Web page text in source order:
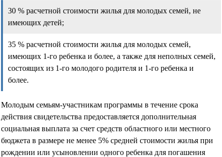
30 % расчетной стоимости жилья для молодых семей, не
имеющих детей;
35 % расчетной стоимости жилья для молодых семей,
имеющих 1-го ребенка и более, а также для неполных семей,
состоящих из 1-го молодого родителя и 1-го ребенка и
более.
Молодым семьям-участникам программы в течение срока
действия свидетельства предоставляется дополнительная
социальная выплата за счет средств областного или местного
бюджета в размере не менее 5% средней стоимости жилья при
рождении или усыновлении одного ребенка для погашения